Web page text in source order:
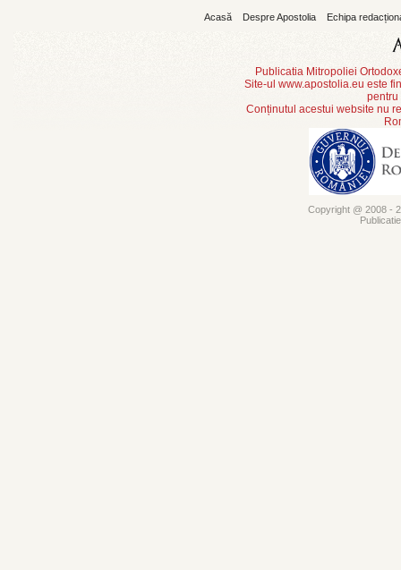
Acasă Despre Apostolia Echipa
Publicatia Mitropoliei
Site-ul www.apostolia.eu este
pentru
Conținutul acestui website nu
Copyright @ 2008 -